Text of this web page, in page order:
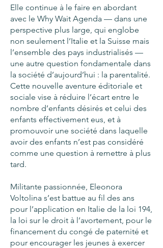
Elle continue à le faire en abordant
avec le Why Wait Agenda — dans une
perspective plus large, qui englobe
non seulement l’Italie et la Suisse mais
l’ensemble des pays industrialisés —
une autre question fondamentale dans
la société d’aujourd’hui : la parentalité.
Cette nouvelle aventure éditoriale et
sociale vise à réduire l’écart entre le
nombre d’enfants désirés et celui des
enfants effectivement eus, et à
promouvoir une société dans laquelle
avoir des enfants n’est pas considéré
comme une question à remettre à plus
tard.
Militante passionnée, Eleonora
Voltolina s’est battue au fil des ans
pour l’application en Italie de la loi 194,
la loi sur le droit à l’avortement, pour le
financement du congé de paternité et
pour encourager les jeunes à exercer